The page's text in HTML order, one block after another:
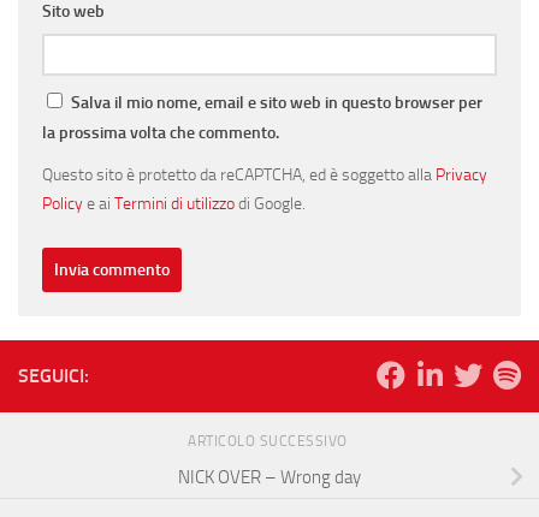
Sito web
Salva il mio nome, email e sito web in questo browser per
la prossima volta che commento.
Questo sito è protetto da reCAPTCHA, ed è soggetto alla Privacy
Policye ai Termini di utilizzodi Google.
SEGUICI:
ARTICOLO SUCCESSIVO
NICK OVER – Wrong day